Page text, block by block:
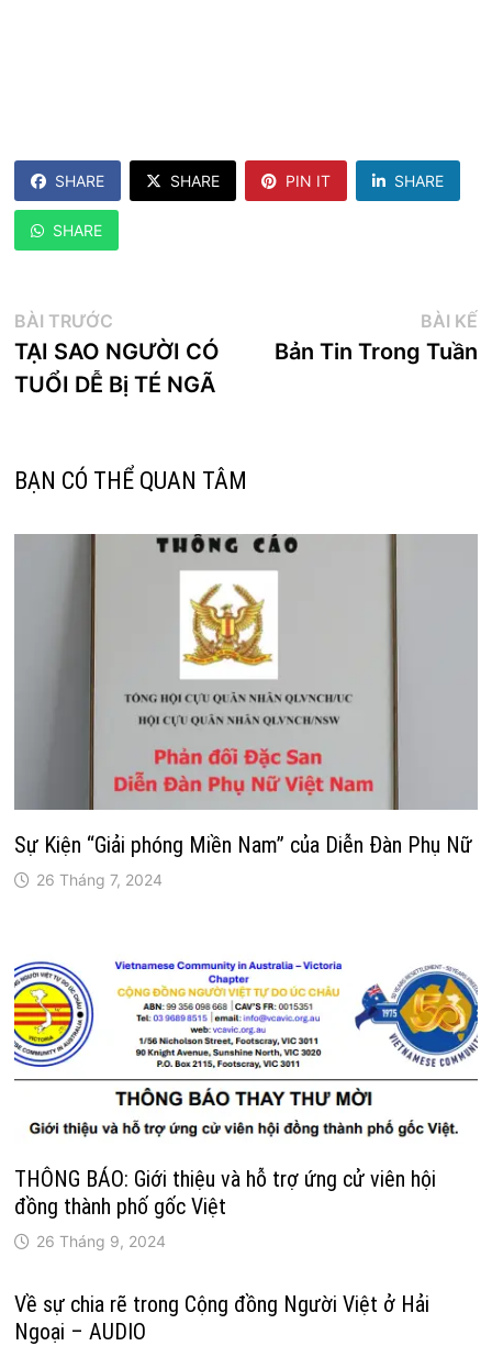
SHARE SHARE PIN IT SHARE
SHARE
Điều
hướng
BÀI TRƯỚC
trước:
TẠI SAO NGƯỜI CÓ
TUỔI DỄ Bị TÉ NGÃ
BÀI KẾ
Bản Tin Trong Tuần
BẠN CÓ THỂ QUAN TÂM
Sự Kiện “Giải phóng Miền Nam” của Diễn Đàn Phụ Nữ
26 Tháng 7, 2024
THÔNG BÁO: Giới thiệu và hỗ trợ ứng cử viên hội
đồng thành phố gốc Việt
26 Tháng 9, 2024
Về sự chia rẽ trong Cộng đồng Người Việt ở Hải
Ngoại – AUDIO